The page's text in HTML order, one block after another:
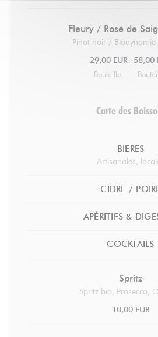
Fleury / Rosé de
Pinot noir /
29,00 EUR
Bouteille.
58,00
Carte des
BIERES
Artisanales,
CIDRE /
APÉRITIFS &
COCKTAILS
Spritz
Spritz bio, Prosecco,
10,00 EUR